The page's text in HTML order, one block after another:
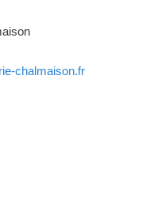
chalmaison.fr